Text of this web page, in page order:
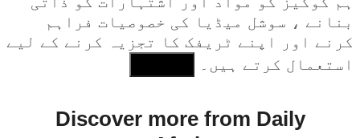
بنانے ، سوشل میڈیا کی خصوصیات فراہم
کرنے اور اپنے ٹریفک کا تجزیہ کرنے کے لیے
استعمال کرتے ہیں۔
Discover more from Daily